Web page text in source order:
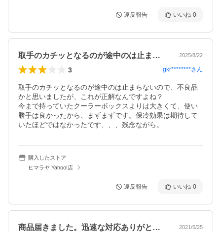
違反報告 いいね 0
取手のカチッとなるのが途中のは止まらな… 2025/8/22
3 gkr********さん
取手のカチッとなるのが途中のは止まらないので、不良品
かと思いましたが、これが正解なんですよね？
今まで持っていたクーラーボックスよりは大きくて、使い
勝手は良かったから、まずまずです。保冷効果は期待して
いたほどではなかったです、、、残念ながら。
購入したストア
ヒマラヤ Yahoo!店
違反報告 いいね 0
商品届きました。迅速な対応ありがとうご… 2021/5/25